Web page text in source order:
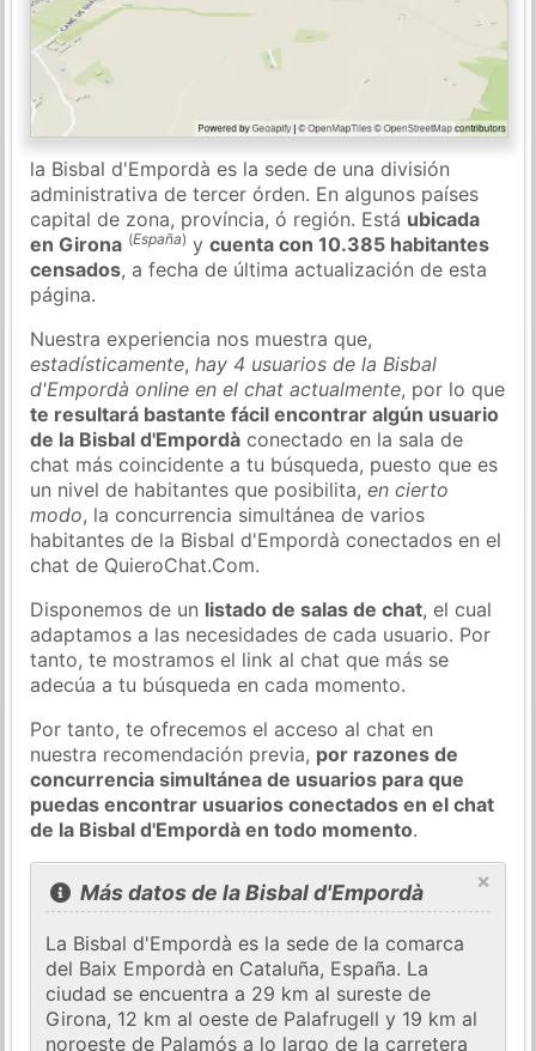
la Bisbal d'Empordà es la sede de una división
administrativa de tercer órden. En algunos países
capital de zona, província, ó región. Está ubicada
en Girona (España) ycuenta con 10.385 habitantes
censados, a fecha de última actualización de esta
página.
Nuestra experiencia nos muestra que,
estadísticamente,hay 4 usuarios de la Bisbal
d'Empordà online en el chat actualmente, por lo que
te resultará bastante fácil encontrar algún usuario
de la Bisbal d'Empordà conectado en la sala de
chat más coincidente a tu búsqueda, puesto que es
un nivel de habitantes que posibilita,en cierto
modo, la concurrencia simultánea de varios
habitantes de la Bisbal d'Empordà conectados en el
chat de QuieroChat.Com.
Disponemos de un listado de salas de chat, el cual
adaptamos a las necesidades de cada usuario. Por
tanto, te mostramos el link al chat que más se
adecúa a tu búsqueda en cada momento.
Por tanto, te ofrecemos el acceso al chat en
nuestra recomendación previa, por razones de
concurrencia simultánea de usuarios para que
puedas encontrar usuarios conectados en el chat
de la Bisbal d'Empordà en todo momento.
×
Más datos de la Bisbal d'Empordà
La Bisbal d'Empordà es la sede de la comarca
del Baix Empordà en Cataluña, España. La
ciudad se encuentra a 29 km al sureste de
Girona, 12 km al oeste de Palafrugell y 19 km al
noroeste de Palamós a lo largo de la carretera